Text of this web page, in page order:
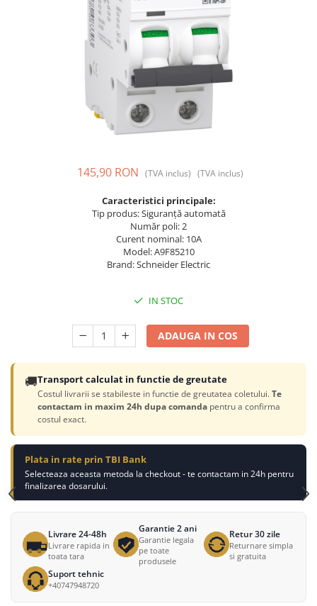
Prize și fișe industriale
Suporturi de fixare
Variator de tensiune
145,90 RON (TVA inclus) (TVA inclus)
Caracteristici principale:
Tip produs: Siguranță automată
Număr poli: 2
Curent nominal: 10A
Model: A9F85210
Brand: Schneider Electric
IN STOC
ADAUGA IN COS
🚚Transport calculat in functie de greutate
Costul livrarii se stabileste in functie de greutatea coletului.Te
contactam in maxim 24h dupa comanda pentru a confirma
costul exact.
Plata in rate prin TBI Bank
Selecteaza aceasta metoda la checkout - te contactam in 24h pentru
finalizarea dosarului.
Livrare 24-48h
Livrare rapida in
toata tara
Garantie 2 ani
Garantie legala
pe toate
produsele
Retur 30 zile
Returnare simpla
si gratuita
Suport tehnic
+40747948720